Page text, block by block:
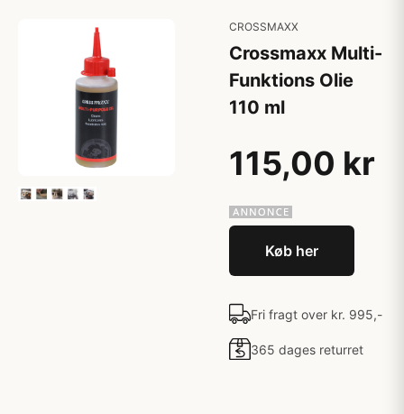
CROSSMAXX
Crossmaxx Multi-
Funktions Olie
110 ml
115,00 kr
Køb her
Fri fragt over kr. 995,-
365 dages returret